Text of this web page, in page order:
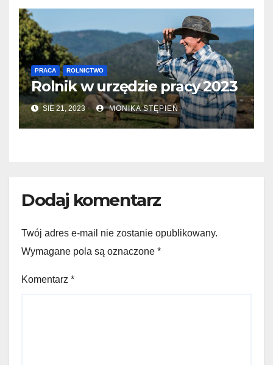
PRACA ROLNICTWO
Rolnik w urzędzie pracy 2023
SIE 21, 2023 MONIKA STĘPIEŃ
Dodaj komentarz
Twój adres e-mail nie zostanie opublikowany.
Wymagane pola są oznaczone *
Komentarz *